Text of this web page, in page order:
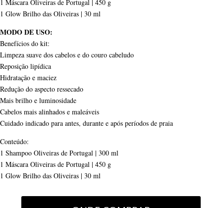
1 Máscara Oliveiras de Portugal | 450 g
1 Glow Brilho das Oliveiras | 30 ml
MODO DE USO:
Benefícios do kit:
Limpeza suave dos cabelos e do couro cabeludo
Reposição lipídica
Hidratação e maciez
Redução do aspecto ressecado
Mais brilho e luminosidade
Cabelos mais alinhados e maleáveis
Cuidado indicado para antes, durante e após períodos de praia
Conteúdo:
1 Shampoo Oliveiras de Portugal | 300 ml
1 Máscara Oliveiras de Portugal | 450 g
1 Glow Brilho das Oliveiras | 30 ml